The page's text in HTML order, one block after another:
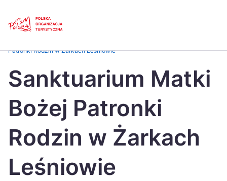
Česká
Dansk
Italiano
Nederlands
Patronki Rodzin w Żarkach Leśniowie
Sanktuarium Matki
Bożej Patronki
Rodzin w Żarkach
Leśniowie